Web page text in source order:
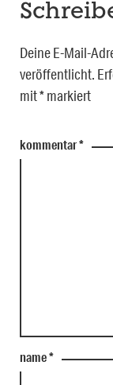
Deine E-Mail-
veröffentlicht.
mit*markiert
kommentar*
name*